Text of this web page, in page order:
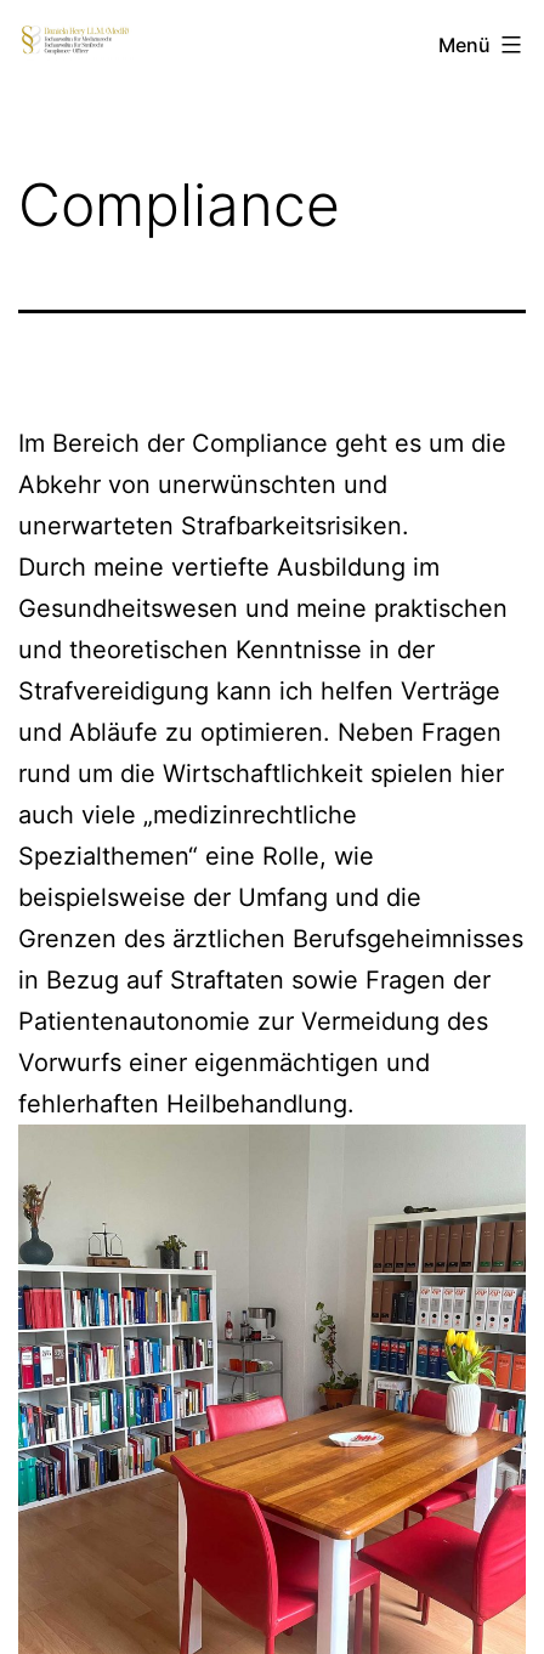
Zum
Inhalt
medizinrecht-
Menü
Compliance
Im Bereich der Compliance geht es um die
Abkehr von unerwünschten und
unerwarteten Strafbarkeitsrisiken.
Durch meine vertiefte Ausbildung im
Gesundheitswesen und meine praktischen
und theoretischen Kenntnisse in der
Strafvereidigung kann ich helfen Verträge
und Abläufe zu optimieren. Neben Fragen
rund um die Wirtschaftlichkeit spielen hier
auch viele „medizinrechtliche
Spezialthemen“ eine Rolle, wie
beispielsweise der Umfang und die
Grenzen des ärztlichen Berufsgeheimnisses
in Bezug auf Straftaten sowie Fragen der
Patientenautonomie zur Vermeidung des
Vorwurfs einer eigenmächtigen und
fehlerhaften Heilbehandlung.